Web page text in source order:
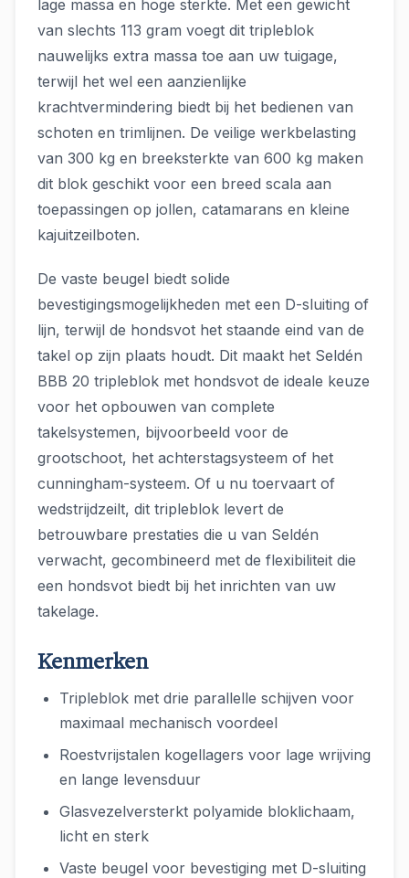
lage massa en hoge sterkte. Met een gewicht
van slechts 113 gram voegt dit tripleblok
nauwelijks extra massa toe aan uw tuigage,
terwijl het wel een aanzienlijke
krachtvermindering biedt bij het bedienen van
schoten en trimlijnen. De veilige werkbelasting
van 300 kg en breeksterkte van 600 kg maken
dit blok geschikt voor een breed scala aan
toepassingen op jollen, catamarans en kleine
kajuitzeilboten.
De vaste beugel biedt solide
bevestigingsmogelijkheden met een D-sluiting of
lijn, terwijl de hondsvot het staande eind van de
takel op zijn plaats houdt. Dit maakt het Seldén
BBB 20 tripleblok met hondsvot de ideale keuze
voor het opbouwen van complete
takelsystemen, bijvoorbeeld voor de
grootschoot, het achterstagsysteem of het
cunningham-systeem. Of u nu toervaart of
wedstrijdzeilt, dit tripleblok levert de
betrouwbare prestaties die u van Seldén
verwacht, gecombineerd met de flexibiliteit die
een hondsvot biedt bij het inrichten van uw
takelage.
Kenmerken
Tripleblok met drie parallelle schijven voor
maximaal mechanisch voordeel
Roestvrijstalen kogellagers voor lage wrijving
en lange levensduur
Glasvezelversterkt polyamide bloklichaam,
licht en sterk
Vaste beugel voor bevestiging met D-sluiting